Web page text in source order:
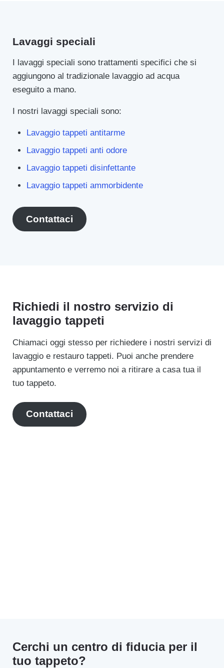
Lavaggi speciali
I lavaggi speciali sono trattamenti specifici che si
aggiungono al tradizionale lavaggio ad acqua
eseguito a mano.
I nostri lavaggi speciali sono:
Lavaggio tappeti antitarme
Lavaggio tappeti anti odore
Lavaggio tappeti disinfettante
Lavaggio tappeti ammorbidente
Contattaci
Richiedi il nostro servizio di
lavaggio tappeti
Chiamaci oggi stesso per richiedere i nostri servizi di
lavaggio e restauro tappeti. Puoi anche prendere
appuntamento e verremo noi a ritirare a casa tua il
tuo tappeto.
Contattaci
Cerchi un centro di fiducia per il
tuo tappeto?